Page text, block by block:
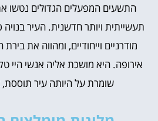
התשעים המפעלים הגדולים נטשו
תעשייתית ויותר חדשנית. העיר בנויה
מודרניים וייחודיים, ומהווה את
אירופה. היא מושכת אליה אנשי היי
שומרת על היותה עיר